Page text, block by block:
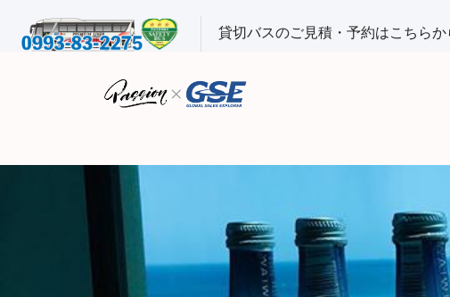
貸切バスのご見積・予約はこちらか